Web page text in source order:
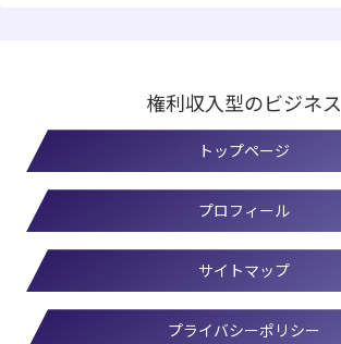
権利収入型のビジネス
トップページ
プロフィール
サイトマップ
プライバシーポリシー